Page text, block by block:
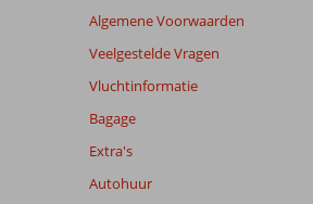
weergegeven
om
relevantie
Algemene Voorwaarden
Veelgestelde Vragen
Vluchtinformatie
Bagage
Extra's
Autohuur